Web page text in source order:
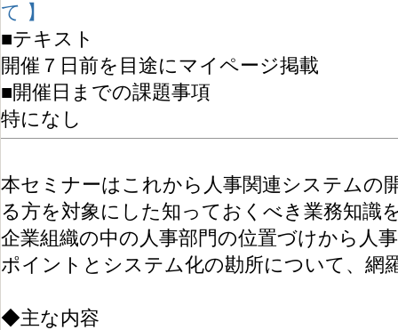
て 】
■テキスト
開催７日前を目途にマイページ掲載
■開催日までの課題事項
特になし
本セミナーはこれから人事関連システムの
る方を対象にした知っておくべき業務知識
企業組織の中の人事部門の位置づけから人
ポイントとシステム化の勘所について、網
◆主な内容